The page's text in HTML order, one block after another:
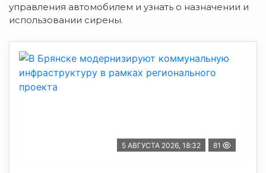
управления автомобилем и узнать о назначении и
использовании сирены.
5 АВГУСТА 2026, 18:32 81